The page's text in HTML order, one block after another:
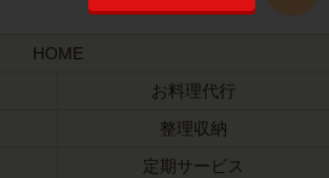
HOME
お料理代行
整理収納
定期サービス